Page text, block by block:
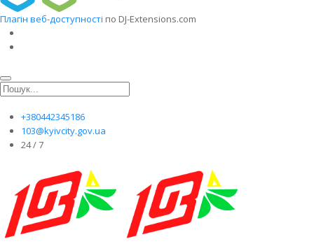
Плагін веб-доступності по DJ-Extensions.com
+380442345186
103@kyivcity.gov.ua
24 / 7